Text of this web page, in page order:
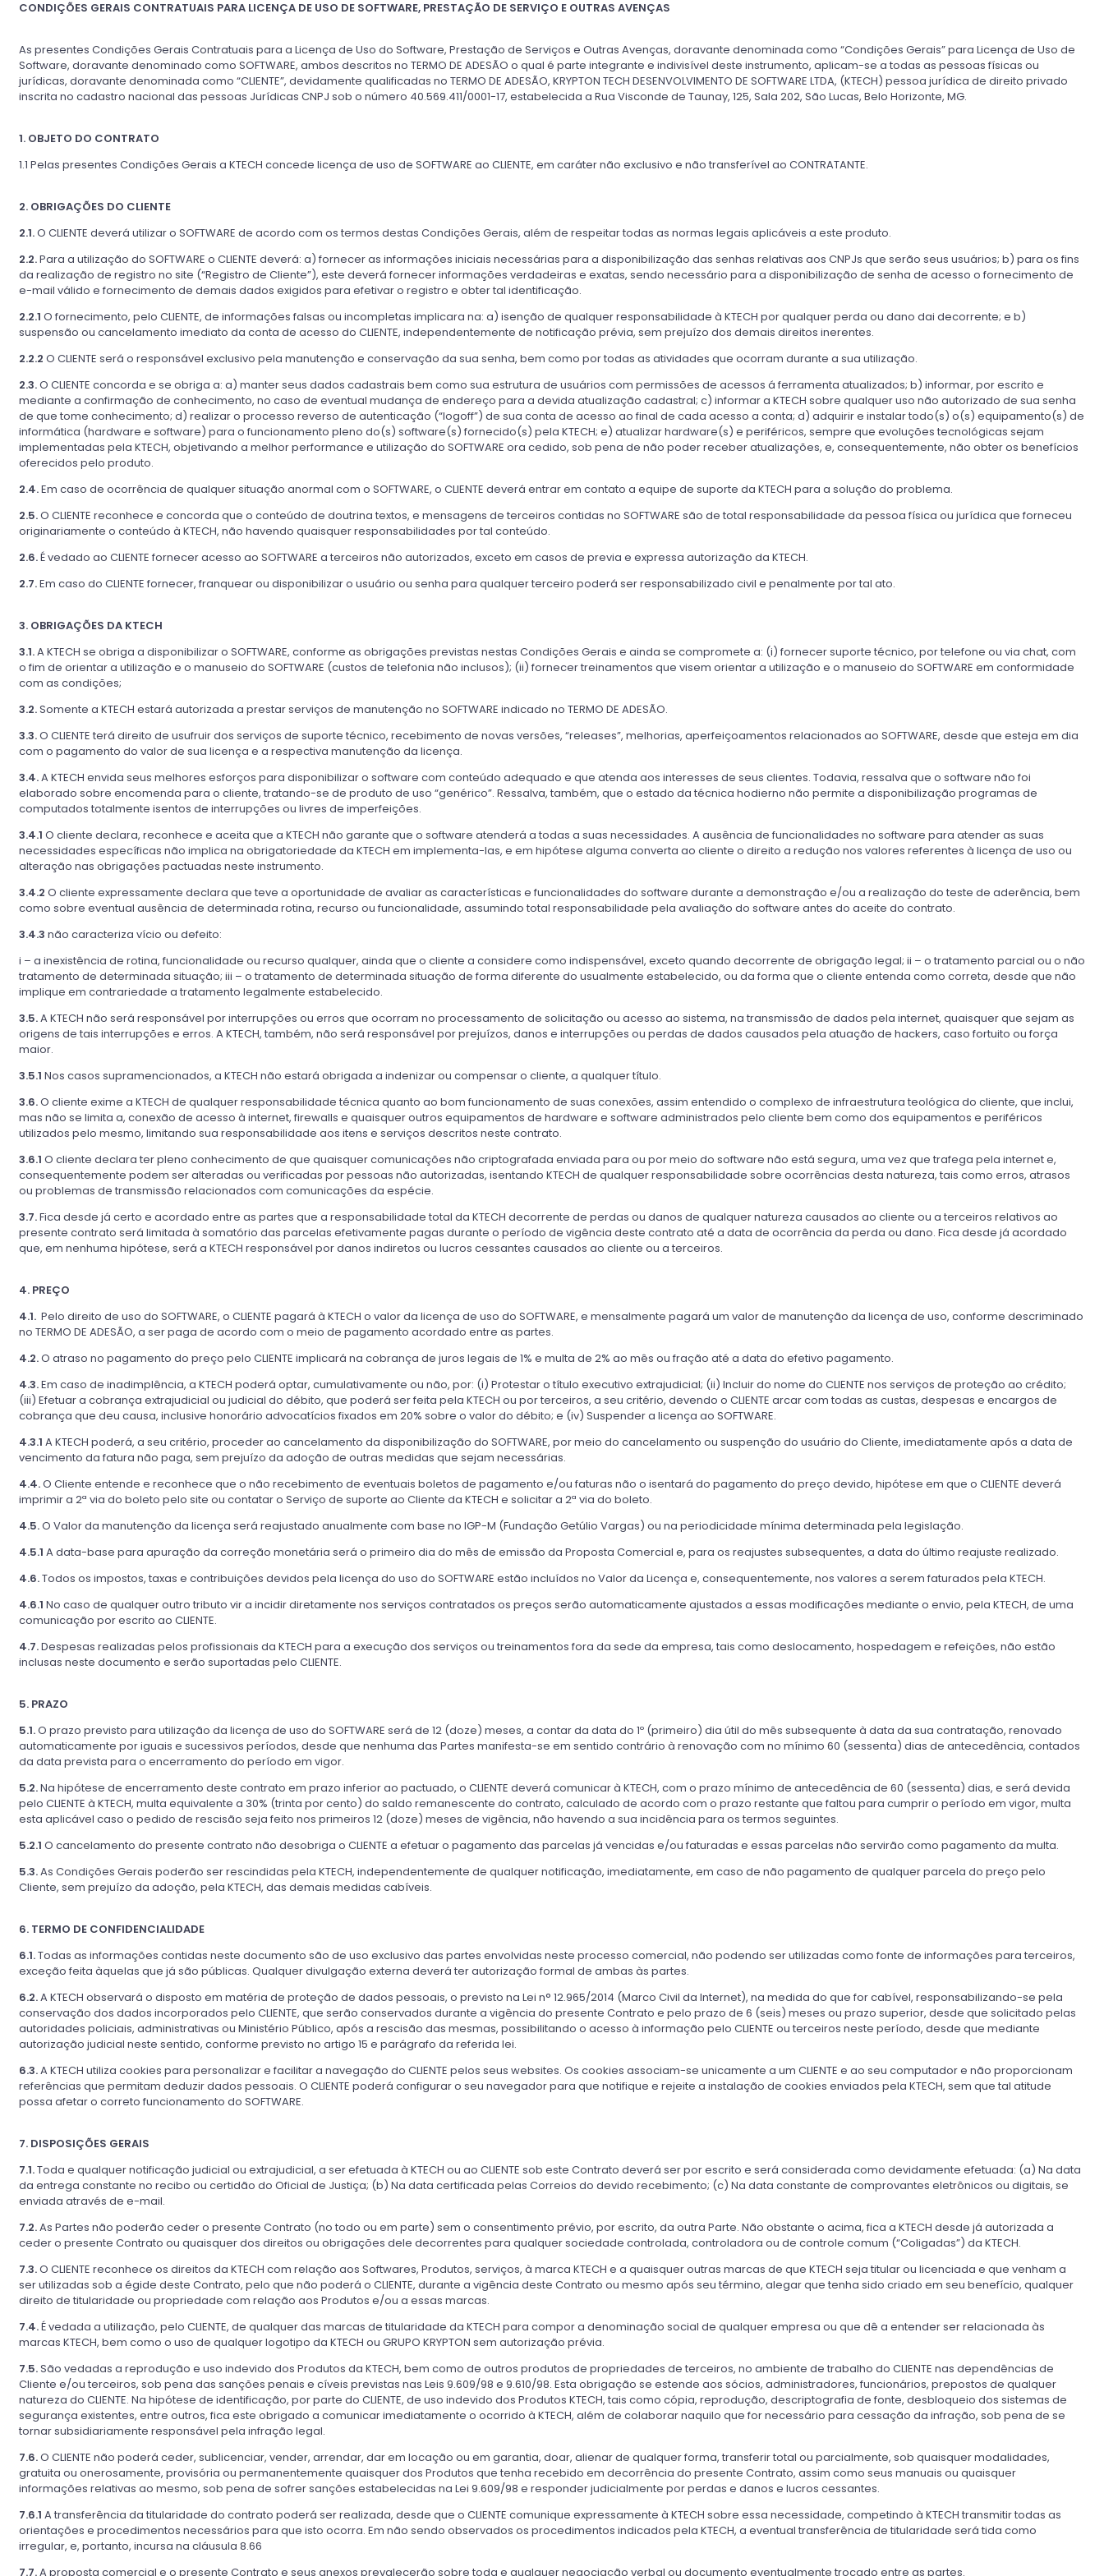
CONDIÇÕES GERAIS CONTRATUAIS PARA LICENÇA DE USO DE SOFTWARE, PRESTAÇÃO DE SERVIÇO E OUTRAS AVENÇAS
As presentes Condições Gerais Contratuais para a Licença de Uso do Software, Prestação de Serviços e Outras Avenças, doravante denominada como “Condições Gerais” para Licença de Uso de
Software, doravante denominado como SOFTWARE, ambos descritos no TERMO DE ADESÃO o qual é parte integrante e indivisível deste instrumento, aplicam-se a todas as pessoas físicas ou
jurídicas, doravante denominada como “CLIENTE”, devidamente qualificadas no TERMO DE ADESÃO, KRYPTON TECH DESENVOLVIMENTO DE SOFTWARE LTDA, (KTECH) pessoa jurídica de direito privado
inscrita no cadastro nacional das pessoas Jurídicas CNPJ sob o número 40.569.411/0001-17, estabelecida a Rua Visconde de Taunay, 125, Sala 202, São Lucas, Belo Horizonte, MG.
1. OBJETO DO CONTRATO
1.1 Pelas presentes Condições Gerais a KTECH concede licença de uso de SOFTWARE ao CLIENTE, em caráter não exclusivo e não transferível ao CONTRATANTE.
2. OBRIGAÇÕES DO CLIENTE
2.1.O CLIENTE deverá utilizar o SOFTWARE de acordo com os termos destas Condições Gerais, além de respeitar todas as normas legais aplicáveis a este produto.
2.2.Para a utilização do SOFTWARE o CLIENTE deverá: a) fornecer as informações iniciais necessárias para a disponibilização das senhas relativas aos CNPJs que serão seus usuários; b) para os fins
da realização de registro no site (“Registro de Cliente”), este deverá fornecer informações verdadeiras e exatas, sendo necessário para a disponibilização de senha de acesso o fornecimento de
e-mail válido e fornecimento de demais dados exigidos para efetivar o registro e obter tal identificação.
2.2.1 O fornecimento, pelo CLIENTE, de informações falsas ou incompletas implicara na: a) isenção de qualquer responsabilidade à KTECH por qualquer perda ou dano dai decorrente; e b)
suspensão ou cancelamento imediato da conta de acesso do CLIENTE, independentemente de notificação prévia, sem prejuízo dos demais direitos inerentes.
2.2.2 O CLIENTE será o responsável exclusivo pela manutenção e conservação da sua senha, bem como por todas as atividades que ocorram durante a sua utilização.
2.3.O CLIENTE concorda e se obriga a: a) manter seus dados cadastrais bem como sua estrutura de usuários com permissões de acessos á ferramenta atualizados; b) informar, por escrito e
mediante a confirmação de conhecimento, no caso de eventual mudança de endereço para a devida atualização cadastral; c) informar a KTECH sobre qualquer uso não autorizado de sua senha
de que tome conhecimento; d) realizar o processo reverso de autenticação (“logoff”) de sua conta de acesso ao final de cada acesso a conta; d) adquirir e instalar todo(s) o(s) equipamento(s) de
informática (hardware e software) para o funcionamento pleno do(s) software(s) fornecido(s) pela KTECH; e) atualizar hardware(s) e periféricos, sempre que evoluções tecnológicas sejam
implementadas pela KTECH, objetivando a melhor performance e utilização do SOFTWARE ora cedido, sob pena de não poder receber atualizações, e, consequentemente, não obter os benefícios
oferecidos pelo produto.
2.4.Em caso de ocorrência de qualquer situação anormal com o SOFTWARE, o CLIENTE deverá entrar em contato a equipe de suporte da KTECH para a solução do problema.
2.5.O CLIENTE reconhece e concorda que o conteúdo de doutrina textos, e mensagens de terceiros contidas no SOFTWARE são de total responsabilidade da pessoa física ou jurídica que forneceu
originariamente o conteúdo à KTECH, não havendo quaisquer responsabilidades por tal conteúdo.
2.6.É vedado ao CLIENTE fornecer acesso ao SOFTWARE a terceiros não autorizados, exceto em casos de previa e expressa autorização da KTECH.
2.7.Em caso do CLIENTE fornecer, franquear ou disponibilizar o usuário ou senha para qualquer terceiro poderá ser responsabilizado civil e penalmente por tal ato.
3. OBRIGAÇÕES DA KTECH
3.1.A KTECH se obriga a disponibilizar o SOFTWARE, conforme as obrigações previstas nestas Condições Gerais e ainda se compromete a: (i) fornecer suporte técnico, por telefone ou via chat, com
o fim de orientar a utilização e o manuseio do SOFTWARE (custos de telefonia não inclusos); (ii) fornecer treinamentos que visem orientar a utilização e o manuseio do SOFTWARE em conformidade
com as condições;
3.2.Somente a KTECH estará autorizada a prestar serviços de manutenção no SOFTWARE indicado no TERMO DE ADESÃO.
3.3.O CLIENTE terá direito de usufruir dos serviços de suporte técnico, recebimento de novas versões, “releases”, melhorias, aperfeiçoamentos relacionados ao SOFTWARE, desde que esteja em dia
com o pagamento do valor de sua licença e a respectiva manutenção da licença.
3.4.A KTECH envida seus melhores esforços para disponibilizar o software com conteúdo adequado e que atenda aos interesses de seus clientes. Todavia, ressalva que o software não foi
elaborado sobre encomenda para o cliente, tratando-se de produto de uso “genérico”. Ressalva, também, que o estado da técnica hodierno não permite a disponibilização programas de
computados totalmente isentos de interrupções ou livres de imperfeições.
3.4.1 O cliente declara, reconhece e aceita que a KTECH não garante que o software atenderá a todas a suas necessidades. A ausência de funcionalidades no software para atender as suas
necessidades específicas não implica na obrigatoriedade da KTECH em implementa-las, e em hipótese alguma converta ao cliente o direito a redução nos valores referentes à licença de uso ou
alteração nas obrigações pactuadas neste instrumento.
3.4.2 O cliente expressamente declara que teve a oportunidade de avaliar as características e funcionalidades do software durante a demonstração e/ou a realização do teste de aderência, bem
como sobre eventual ausência de determinada rotina, recurso ou funcionalidade, assumindo total responsabilidade pela avaliação do software antes do aceite do contrato.
3.4.3 não caracteriza vício ou defeito:
i – a inexistência de rotina, funcionalidade ou recurso qualquer, ainda que o cliente a considere como indispensável, exceto quando decorrente de obrigação legal; ii – o tratamento parcial ou o não
tratamento de determinada situação; iii – o tratamento de determinada situação de forma diferente do usualmente estabelecido, ou da forma que o cliente entenda como correta, desde que não
implique em contrariedade a tratamento legalmente estabelecido.
3.5.A KTECH não será responsável por interrupções ou erros que ocorram no processamento de solicitação ou acesso ao sistema, na transmissão de dados pela internet, quaisquer que sejam as
origens de tais interrupções e erros. A KTECH, também, não será responsável por prejuízos, danos e interrupções ou perdas de dados causados pela atuação de hackers, caso fortuito ou força
maior.
3.5.1 Nos casos supramencionados, a KTECH não estará obrigada a indenizar ou compensar o cliente, a qualquer título.
3.6.O cliente exime a KTECH de qualquer responsabilidade técnica quanto ao bom funcionamento de suas conexões, assim entendido o complexo de infraestrutura teológica do cliente, que inclui,
mas não se limita a, conexão de acesso à internet, firewalls e quaisquer outros equipamentos de hardware e software administrados pelo cliente bem como dos equipamentos e periféricos
utilizados pelo mesmo, limitando sua responsabilidade aos itens e serviços descritos neste contrato.
3.6.1 O cliente declara ter pleno conhecimento de que quaisquer comunicações não criptografada enviada para ou por meio do software não está segura, uma vez que trafega pela internet e,
consequentemente podem ser alteradas ou verificadas por pessoas não autorizadas, isentando KTECH de qualquer responsabilidade sobre ocorrências desta natureza, tais como erros, atrasos
ou problemas de transmissão relacionados com comunicações da espécie.
3.7.Fica desde já certo e acordado entre as partes que a responsabilidade total da KTECH decorrente de perdas ou danos de qualquer natureza causados ao cliente ou a terceiros relativos ao
presente contrato será limitada à somatório das parcelas efetivamente pagas durante o período de vigência deste contrato até a data de ocorrência da perda ou dano. Fica desde já acordado
que, em nenhuma hipótese, será a KTECH responsável por danos indiretos ou lucros cessantes causados ao cliente ou a terceiros.
4. PREÇO
4.1. Pelo direito de uso do SOFTWARE, o CLIENTE pagará à KTECH o valor da licença de uso do SOFTWARE, e mensalmente pagará um valor de manutenção da licença de uso, conforme descriminado
no TERMO DE ADESÃO, a ser paga de acordo com o meio de pagamento acordado entre as partes.
4.2.O atraso no pagamento do preço pelo CLIENTE implicará na cobrança de juros legais de 1% e multa de 2% ao mês ou fração até a data do efetivo pagamento.
4.3.Em caso de inadimplência, a KTECH poderá optar, cumulativamente ou não, por: (i) Protestar o título executivo extrajudicial; (ii) Incluir do nome do CLIENTE nos serviços de proteção ao crédito;
(iii) Efetuar a cobrança extrajudicial ou judicial do débito, que poderá ser feita pela KTECH ou por terceiros, a seu critério, devendo o CLIENTE arcar com todas as custas, despesas e encargos de
cobrança que deu causa, inclusive honorário advocatícios fixados em 20% sobre o valor do débito; e (iv) Suspender a licença ao SOFTWARE.
4.3.1 A KTECH poderá, a seu critério, proceder ao cancelamento da disponibilização do SOFTWARE, por meio do cancelamento ou suspenção do usuário do Cliente, imediatamente após a data de
vencimento da fatura não paga, sem prejuízo da adoção de outras medidas que sejam necessárias.
4.4.O Cliente entende e reconhece que o não recebimento de eventuais boletos de pagamento e/ou faturas não o isentará do pagamento do preço devido, hipótese em que o CLIENTE deverá
imprimir a 2ª via do boleto pelo site ou contatar o Serviço de suporte ao Cliente da KTECH e solicitar a 2ª via do boleto.
4.5.O Valor da manutenção da licença será reajustado anualmente com base no IGP-M (Fundação Getúlio Vargas) ou na periodicidade mínima determinada pela legislação.
4.5.1 A data-base para apuração da correção monetária será o primeiro dia do mês de emissão da Proposta Comercial e, para os reajustes subsequentes, a data do último reajuste realizado.
4.6.Todos os impostos, taxas e contribuições devidos pela licença do uso do SOFTWARE estão incluídos no Valor da Licença e, consequentemente, nos valores a serem faturados pela KTECH.
4.6.1 No caso de qualquer outro tributo vir a incidir diretamente nos serviços contratados os preços serão automaticamente ajustados a essas modificações mediante o envio, pela KTECH, de uma
comunicação por escrito ao CLIENTE.
4.7.Despesas realizadas pelos profissionais da KTECH para a execução dos serviços ou treinamentos fora da sede da empresa, tais como deslocamento, hospedagem e refeições, não estão
inclusas neste documento e serão suportadas pelo CLIENTE.
5. PRAZO
5.1.O prazo previsto para utilização da licença de uso do SOFTWARE será de 12 (doze) meses, a contar da data do 1º (primeiro) dia útil do mês subsequente à data da sua contratação, renovado
automaticamente por iguais e sucessivos períodos, desde que nenhuma das Partes manifesta-se em sentido contrário à renovação com no mínimo 60 (sessenta) dias de antecedência, contados
da data prevista para o encerramento do período em vigor.
5.2.Na hipótese de encerramento deste contrato em prazo inferior ao pactuado, o CLIENTE deverá comunicar à KTECH, com o prazo mínimo de antecedência de 60 (sessenta) dias, e será devida
pelo CLIENTE à KTECH, multa equivalente a 30% (trinta por cento) do saldo remanescente do contrato, calculado de acordo com o prazo restante que faltou para cumprir o período em vigor, multa
esta aplicável caso o pedido de rescisão seja feito nos primeiros 12 (doze) meses de vigência, não havendo a sua incidência para os termos seguintes.
5.2.1 O cancelamento do presente contrato não desobriga o CLIENTE a efetuar o pagamento das parcelas já vencidas e/ou faturadas e essas parcelas não servirão como pagamento da multa.
5.3.As Condições Gerais poderão ser rescindidas pela KTECH, independentemente de qualquer notificação, imediatamente, em caso de não pagamento de qualquer parcela do preço pelo
Cliente, sem prejuízo da adoção, pela KTECH, das demais medidas cabíveis.
6. TERMO DE CONFIDENCIALIDADE
6.1.Todas as informações contidas neste documento são de uso exclusivo das partes envolvidas neste processo comercial, não podendo ser utilizadas como fonte de informações para terceiros,
exceção feita àquelas que já são públicas. Qualquer divulgação externa deverá ter autorização formal de ambas às partes.
6.2.A KTECH observará o disposto em matéria de proteção de dados pessoais, o previsto na Lei n° 12.965/2014 (Marco Civil da Internet), na medida do que for cabível, responsabilizando-se pela
conservação dos dados incorporados pelo CLIENTE, que serão conservados durante a vigência do presente Contrato e pelo prazo de 6 (seis) meses ou prazo superior, desde que solicitado pelas
autoridades policiais, administrativas ou Ministério Público, após a rescisão das mesmas, possibilitando o acesso à informação pelo CLIENTE ou terceiros neste período, desde que mediante
autorização judicial neste sentido, conforme previsto no artigo 15 e parágrafo da referida lei.
6.3.A KTECH utiliza cookies para personalizar e facilitar a navegação do CLIENTE pelos seus websites. Os cookies associam-se unicamente a um CLIENTE e ao seu computador e não proporcionam
referências que permitam deduzir dados pessoais. O CLIENTE poderá configurar o seu navegador para que notifique e rejeite a instalação de cookies enviados pela KTECH, sem que tal atitude
possa afetar o correto funcionamento do SOFTWARE.
7. DISPOSIÇÕES GERAIS
7.1.Toda e qualquer notificação judicial ou extrajudicial, a ser efetuada à KTECH ou ao CLIENTE sob este Contrato deverá ser por escrito e será considerada como devidamente efetuada: (a) Na data
da entrega constante no recibo ou certidão do Oficial de Justiça; (b) Na data certificada pelas Correios do devido recebimento; (c) Na data constante de comprovantes eletrônicos ou digitais, se
enviada através de e-mail.
7.2.As Partes não poderão ceder o presente Contrato (no todo ou em parte) sem o consentimento prévio, por escrito, da outra Parte. Não obstante o acima, fica a KTECH desde já autorizada a
ceder o presente Contrato ou quaisquer dos direitos ou obrigações dele decorrentes para qualquer sociedade controlada, controladora ou de controle comum (“Coligadas”) da KTECH.
7.3.O CLIENTE reconhece os direitos da KTECH com relação aos Softwares, Produtos, serviços, à marca KTECH e a quaisquer outras marcas de que KTECH seja titular ou licenciada e que venham a
ser utilizadas sob a égide deste Contrato, pelo que não poderá o CLIENTE, durante a vigência deste Contrato ou mesmo após seu término, alegar que tenha sido criado em seu benefício, qualquer
direito de titularidade ou propriedade com relação aos Produtos e/ou a essas marcas.
7.4.É vedada a utilização, pelo CLIENTE, de qualquer das marcas de titularidade da KTECH para compor a denominação social de qualquer empresa ou que dê a entender ser relacionada às
marcas KTECH, bem como o uso de qualquer logotipo da KTECH ou GRUPO KRYPTON sem autorização prévia.
7.5.São vedadas a reprodução e uso indevido dos Produtos da KTECH, bem como de outros produtos de propriedades de terceiros, no ambiente de trabalho do CLIENTE nas dependências de
Cliente e/ou terceiros, sob pena das sanções penais e cíveis previstas nas Leis 9.609/98 e 9.610/98. Esta obrigação se estende aos sócios, administradores, funcionários, prepostos de qualquer
natureza do CLIENTE. Na hipótese de identificação, por parte do CLIENTE, de uso indevido dos Produtos KTECH, tais como cópia, reprodução, descriptografia de fonte, desbloqueio dos sistemas de
segurança existentes, entre outros, fica este obrigado a comunicar imediatamente o ocorrido à KTECH, além de colaborar naquilo que for necessário para cessação da infração, sob pena de se
tornar subsidiariamente responsável pela infração legal.
7.6.O CLIENTE não poderá ceder, sublicenciar, vender, arrendar, dar em locação ou em garantia, doar, alienar de qualquer forma, transferir total ou parcialmente, sob quaisquer modalidades,
gratuita ou onerosamente, provisória ou permanentemente quaisquer dos Produtos que tenha recebido em decorrência do presente Contrato, assim como seus manuais ou quaisquer
informações relativas ao mesmo, sob pena de sofrer sanções estabelecidas na Lei 9.609/98 e responder judicialmente por perdas e danos e lucros cessantes.
7.6.1 A transferência da titularidade do contrato poderá ser realizada, desde que o CLIENTE comunique expressamente à KTECH sobre essa necessidade, competindo à KTECH transmitir todas as
orientações e procedimentos necessários para que isto ocorra. Em não sendo observados os procedimentos indicados pela KTECH, a eventual transferência de titularidade será tida como
irregular, e, portanto, incursa na cláusula 8.66
7.7.A proposta comercial e o presente Contrato e seus anexos prevalecerão sobre toda e qualquer negociação verbal ou documento eventualmente trocado entre as partes.